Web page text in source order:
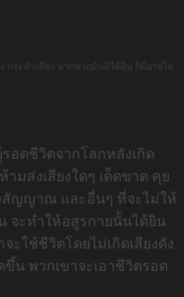
อดชีวิตจากโลกหลังเกิด
ามส่งเสียงใดๆ เด็ดขาด คุย
สัญญาณ และอื่นๆ ที่จะไม่ให้
น จะทำให้อสูรกายนั้นได้ยิน
ะใช้ชีวิตโดยไม่เกิดเสียงดัง
ขึ้น พวกเขาจะเอาชีวิตรอด